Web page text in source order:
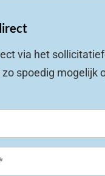
via het
spoedig mogelijk